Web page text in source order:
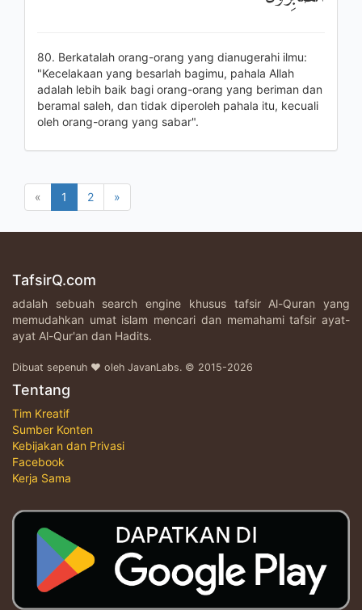
80. Berkatalah orang-orang yang dianugerahi ilmu:
"Kecelakaan yang besarlah bagimu, pahala Allah
adalah lebih baik bagi orang-orang yang beriman dan
beramal saleh, dan tidak diperoleh pahala itu, kecuali
oleh orang-orang yang sabar".
« 1 2 »
TafsirQ.com
adalah sebuah search engine khusus tafsir Al-Quran yang
memudahkan umat islam mencari dan memahami tafsir ayat-
ayat Al-Qur'an dan Hadits.
Dibuat sepenuh ♥ oleh JavanLabs. © 2015-2026
Tentang
Tim Kreatif
Sumber Konten
Kebijakan dan Privasi
Facebook
Kerja Sama